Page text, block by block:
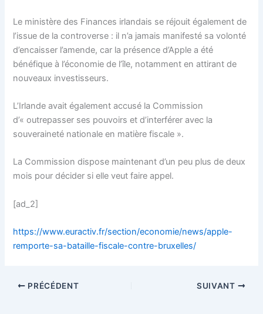
Le ministère des Finances irlandais se réjouit également de
l’issue de la controverse : il n’a jamais manifesté sa volonté
d’encaisser l’amende, car la présence d’Apple a été
bénéfique à l’économie de l’île, notamment en attirant de
nouveaux investisseurs.
L’Irlande avait également accusé la Commission
d’« outrepasser ses pouvoirs et d’interférer avec la
souveraineté nationale en matière fiscale ».
La Commission dispose maintenant d’un peu plus de deux
mois pour décider si elle veut faire appel.
[ad_2]
https://www.euractiv.fr/section/economie/news/apple-
remporte-sa-bataille-fiscale-contre-bruxelles/
PRÉCÉDENT SUIVANT